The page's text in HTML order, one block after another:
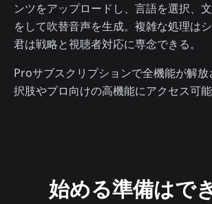
ンツをアップロードし、言語を選択、
をして吹替音声を生成。複雑な処理はシ
君は戦略と視聴者対応に専念できる。
Proサブスクリプションで全機能が解
択肢やプロ向けの高機能にアクセス可能
始める準備はで